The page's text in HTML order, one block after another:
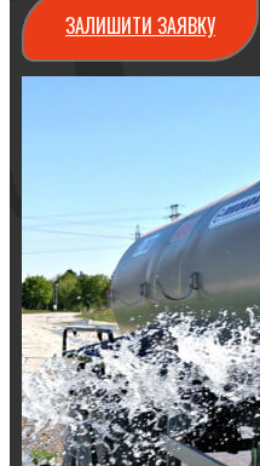
ЗАЛИШИТИ ЗАЯВКУ